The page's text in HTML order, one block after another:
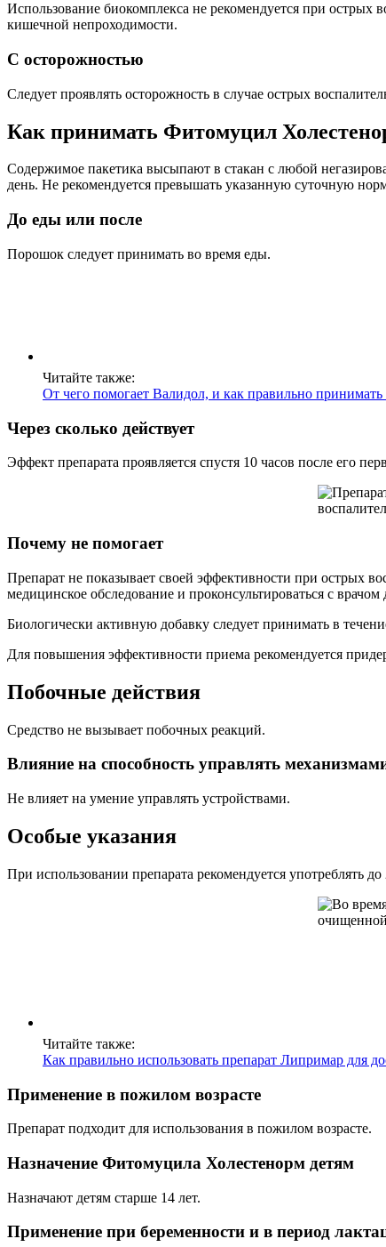
Использование биокомплекса не рекомендуется при острых
кишечной непроходимости.
С осторожностью
Следует проявлять осторожность в случае острых
Как принимать Фитомуцил
Содержимое пакетика высыпают в стакан с любой
день. Не рекомендуется превышать указанную суточную
До еды или после
Порошок следует принимать во время еды.
Читайте также:
От чего помогает Валидол, и как правильно принимать
Через сколько действует
Эффект препарата проявляется спустя 10 часов после его
Почему не помогает
Препарат не показывает своей эффективности при острых
медицинское обследование и проконсультироваться с
Биологически активную добавку следует принимать в
Для повышения эффективности приема рекомендуется
Побочные действия
Средство не вызывает побочных реакций.
Влияние на способность управлять
Не влияет на умение управлять устройствами.
Особые указания
При использовании препарата рекомендуется употреблять
Читайте также:
Как правильно использовать препарат Липримар для
Применение в пожилом возрасте
Препарат подходит для использования в пожилом возрасте.
Назначение Фитомуцила Холестенорм детям
Назначают детям старше 14 лет.
Применение при беременности и в период